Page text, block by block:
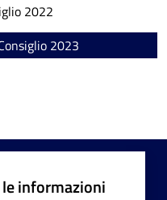
2022
2023
informazioni